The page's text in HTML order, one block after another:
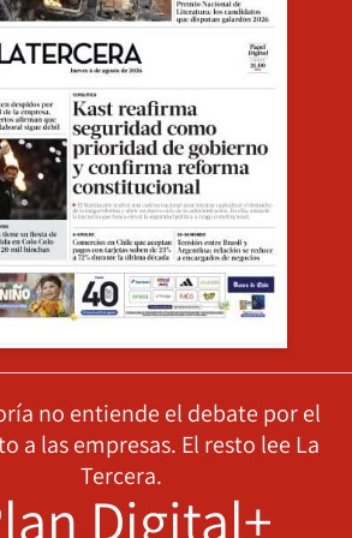
no entiende el debate por el
a las empresas. El resto lee La
Tercera.
Digital+